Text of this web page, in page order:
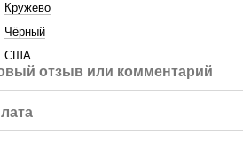
Кружево
Чёрный
США
отзыв или комментарий